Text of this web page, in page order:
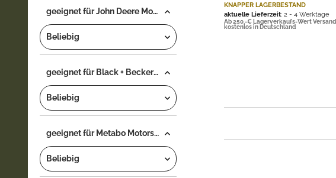
KNAPPER LAGERBESTAND
aktuelle Lieferzeit: 2 - 4 Werktage
Ab 250,-€ Lagerverkaufs-Wert Versand
kostenlos in Deutschland
geeignet für John Deere Motorsäge...
Beliebig
geeignet für Black + Becker Motorsäge...
Beliebig
geeignet für Metabo Motorsäge...
Beliebig